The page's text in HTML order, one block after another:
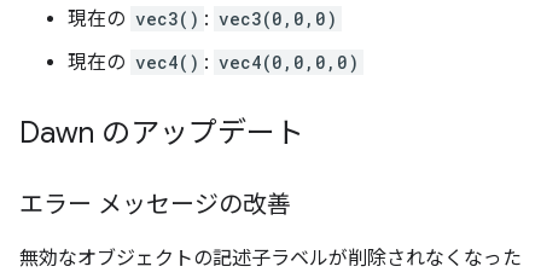
現在の vec3() : vec3(0,0,0)
現在の vec4() : vec4(0,0,0,0)
Dawn のアップデート
エラー メッセージの改善
無効なオブジェクトの記述子ラベルが削除されなくなった